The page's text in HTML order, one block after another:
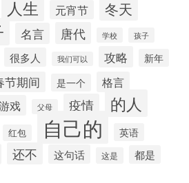
人生 元宵节 冬天
名言 唐代 学校 孩子
很多人 我们可以 攻略 新年
节期间 是一个 格言
戏 父母 疫情 的人
红包 自己的 英语
还不 这句话 这是 都是